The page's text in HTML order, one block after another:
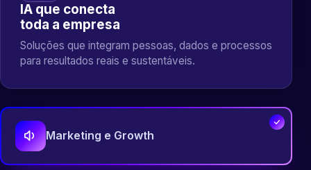
IA que conecta
toda a empresa
Soluções que integram pessoas, dados e processos
para resultados reais e sustentáveis.
Marketing e Growth